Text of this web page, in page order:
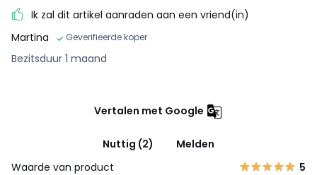
Ik zal dit artikel aanraden aan een vriend(in)
Martina
Geverifieerde koper
Bezitsduur 1 maand
Vertalen met Google
Nuttig (2)
Melden
Waarde van product
5